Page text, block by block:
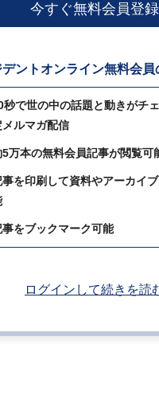
今すぐ無料会員登録
デントオンライン無料会員
秒で世の中の話題と動きがチ
メルマガ配信
5万本の無料会員記事が閲覧可
事を印刷して資料やアーカイ
事をブックマーク可能
ログインして続きを読